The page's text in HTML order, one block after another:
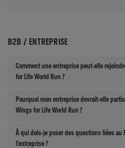
B2B / ENTREPRISE
Comment une entreprise peut-elle
for Life World Run ?
Pourquoi mon entreprise devrait-elle
Wings for Life World Run ?
À qui dois-je poser des questions liées au
l'entreprise ?